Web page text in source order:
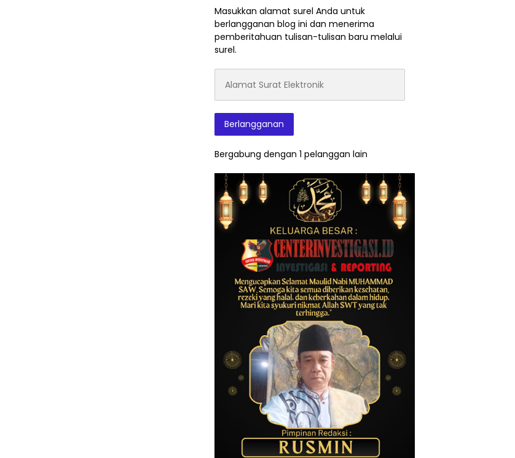
Masukkan alamat surel Anda untuk
berlangganan blog ini dan menerima
pemberitahuan tulisan-tulisan baru melalui
surel.
Surat
Elektronik
Berlangganan
Bergabung dengan 1 pelanggan lain